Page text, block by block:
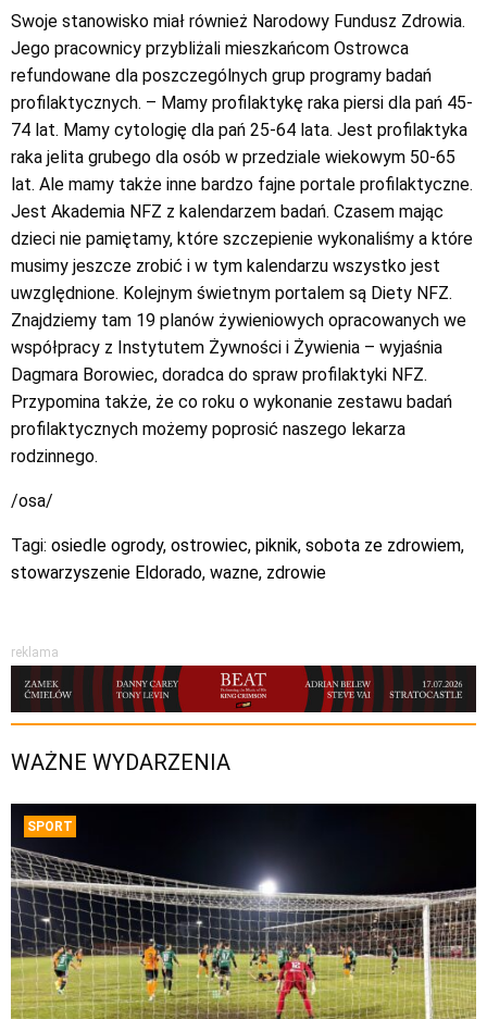
Swoje stanowisko miał również Narodowy Fundusz Zdrowia.
Jego pracownicy przybliżali mieszkańcom Ostrowca
refundowane dla poszczególnych grup programy badań
profilaktycznych. – Mamy profilaktykę raka piersi dla pań 45-
74 lat. Mamy cytologię dla pań 25-64 lata. Jest profilaktyka
raka jelita grubego dla osób w przedziale wiekowym 50-65
lat. Ale mamy także inne bardzo fajne portale profilaktyczne.
Jest Akademia NFZ z kalendarzem badań. Czasem mając
dzieci nie pamiętamy, które szczepienie wykonaliśmy a które
musimy jeszcze zrobić i w tym kalendarzu wszystko jest
uwzględnione. Kolejnym świetnym portalem są Diety NFZ.
Znajdziemy tam 19 planów żywieniowych opracowanych we
współpracy z Instytutem Żywności i Żywienia – wyjaśnia
Dagmara Borowiec, doradca do spraw profilaktyki NFZ.
Przypomina także, że co roku o wykonanie zestawu badań
profilaktycznych możemy poprosić naszego lekarza
rodzinnego.
/osa/
Tagi: osiedle ogrody, ostrowiec, piknik, sobota ze zdrowiem,
stowarzyszenie Eldorado, wazne, zdrowie
reklama
WAŻNE WYDARZENIA
SPORT